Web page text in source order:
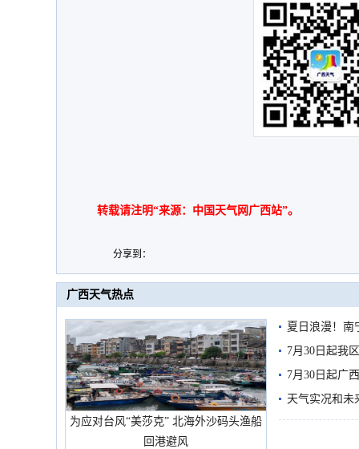
转载请注明“来源：中国天气网广西站”。
分享到：
广西天气热点
为应对台风“美莎克” 北海外沙码头渔船
回港避风
夏日浪漫！南
7月30日起我
7月30日起广
天气实况和未